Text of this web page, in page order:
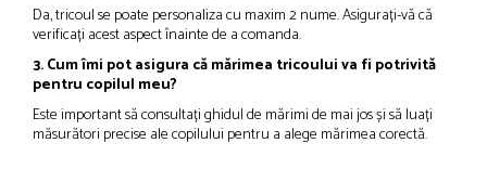
Da, tricoul se poate personaliza cu maxim 2 nume. Asigurați-vă că
verificați acest aspect înainte de a comanda.
3. Cum îmi pot asigura că mărimea tricoului va fi potrivită
pentru copilul meu?
Este important să consultați ghidul de mărimi de mai jos și să luați
măsurători precise ale copilului pentru a alege mărimea corectă.